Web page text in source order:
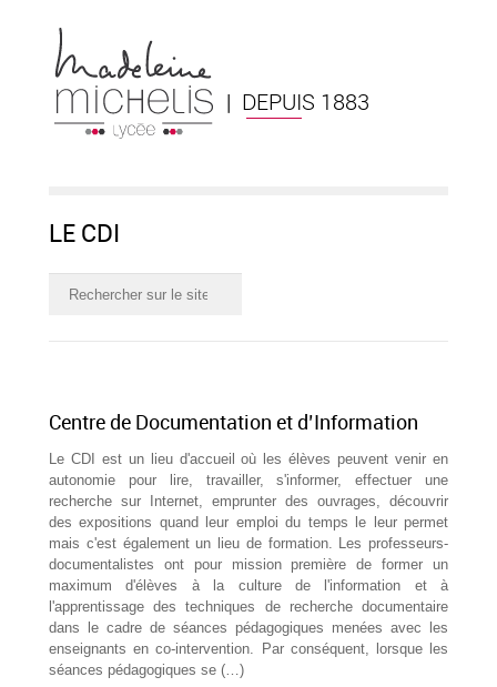
| DEPUIS 1883
LE CDI
Centre de Documentation et d’Information
Le CDI est un lieu d'accueil où les élèves peuvent venir en
autonomie pour lire, travailler, s'informer, effectuer une
recherche sur Internet, emprunter des ouvrages, découvrir
des expositions quand leur emploi du temps le leur permet
mais c'est également un lieu de formation. Les professeurs-
documentalistes ont pour mission première de former un
maximum d'élèves à la culture de l'information et à
l'apprentissage des techniques de recherche documentaire
dans le cadre de séances pédagogiques menées avec les
enseignants en co-intervention. Par conséquent, lorsque les
séances pédagogiques se (…)